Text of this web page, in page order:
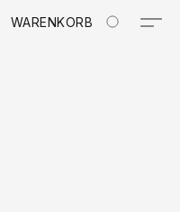
WARENKORB